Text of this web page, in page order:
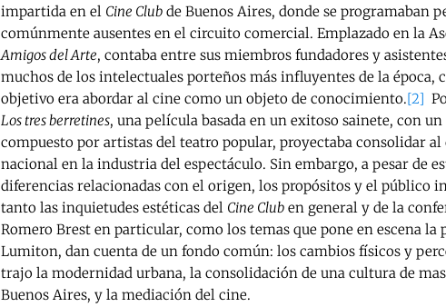
impartida en el Cine Club de Buenos Aires, donde se programaban
comúnmente ausentes en el circuito comercial. Emplazado en la
Amigos del Arte, contaba entre sus miembros fundadores y
muchos de los intelectuales porteños más influyentes de la época,
objetivo era abordar al cine como un objeto de conocimiento.[2]
Los tres berretines, una película basada en un exitoso sainete, con un
compuesto por artistas del teatro popular, proyectaba consolidar al
nacional en la industria del espectáculo. Sin embargo, a pesar de
diferencias relacionadas con el origen, los propósitos y el público
tanto las inquietudes estéticas del Cine Club en general y de la
Romero Brest en particular, como los temas que pone en escena la
Lumiton, dan cuenta de un fondo común: los cambios físicos y
trajo la modernidad urbana, la consolidación de una cultura de
Buenos Aires, y la mediación del cine.